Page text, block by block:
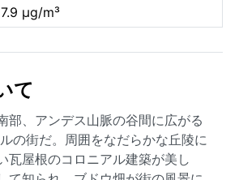
7.9 µg/m³
て
部、アンデス山脈の谷間に広がる
の街だ。周囲をなだらかな丘陵に
瓦屋根のコロニアル建築が美し